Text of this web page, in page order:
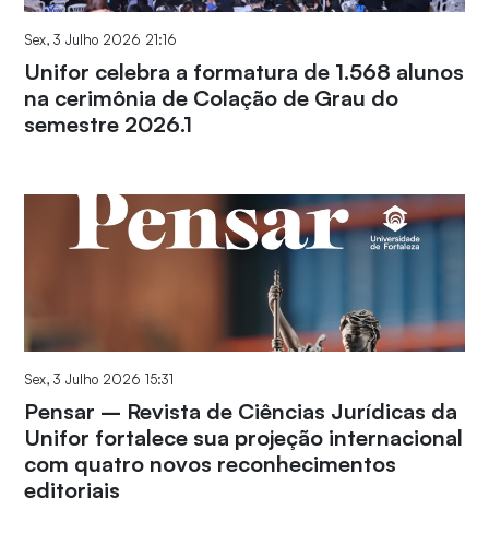
Sex, 3 Julho 2026 21:16
Unifor celebra a formatura de 1.568 alunos
na cerimônia de Colação de Grau do
semestre 2026.1
Sex, 3 Julho 2026 15:31
Pensar – Revista de Ciências Jurídicas da
Unifor fortalece sua projeção internacional
com quatro novos reconhecimentos
editoriais